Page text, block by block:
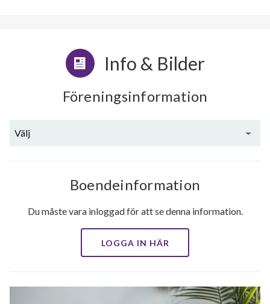
Info & Bilder
Föreningsinformation
Välj
Boendeinformation
Du måste vara inloggad för att se denna information.
LOGGA IN HÄR